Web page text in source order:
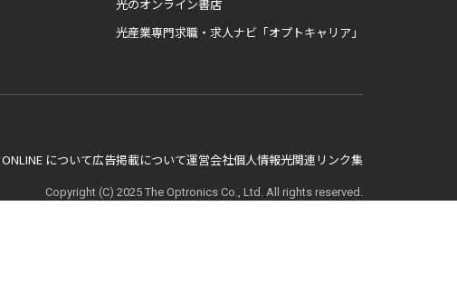
光のオンライン書店
光産業専門求職・求人ナビ「オプトキャリア」
について広告掲載について運営会社個人情報光関連リンク集
Copyright (C) 2025 The Optronics Co., Ltd. All rights reserved.